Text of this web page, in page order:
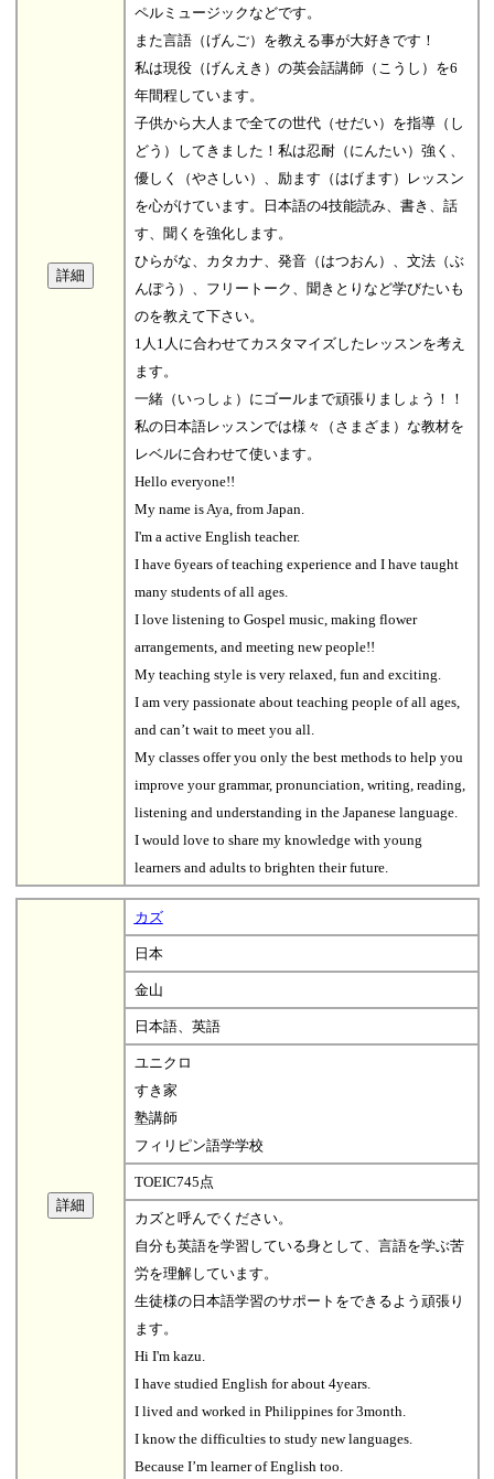
ペルミュージックなどです。
また言語（げんご）を教える事が大好きです！
私は現役（げんえき）の英会話講師（こうし）を6
年間程しています。
子供から大人まで全ての世代（せだい）を指導（し
どう）してきました！私は忍耐（にんたい）強く、
優しく（やさしい）、励ます（はげます）レッスン
を心がけています。日本語の4技能読み、書き、話
す、聞くを強化します。
ひらがな、カタカナ、発音（はつおん）、文法（ぶ
んぽう）、フリートーク、聞きとりなど学びたいも
のを教えて下さい。
1人1人に合わせてカスタマイズしたレッスンを考え
ます。
一緒（いっしょ）にゴールまで頑張りましょう！！
私の日本語レッスンでは様々（さまざま）な教材を
レベルに合わせて使います。
Hello everyone!!
My name is Aya, from Japan.
I'm a active English teacher.
I have 6years of teaching experience and I have taught
many students of all ages.
I love listening to Gospel music, making flower
arrangements, and meeting new people!!
My teaching style is very relaxed, fun and exciting.
I am very passionate about teaching people of all ages,
and can’t wait to meet you all.
My classes offer you only the best methods to help you
improve your grammar, pronunciation, writing, reading,
listening and understanding in the Japanese language.
I would love to share my knowledge with young
learners and adults to brighten their future.
カズ
日本
金山
日本語、英語
ユニクロ
すき家
塾講師
フィリピン語学学校
TOEIC745点
カズと呼んでください。
自分も英語を学習している身として、言語を学ぶ苦
労を理解しています。
生徒様の日本語学習のサポートをできるよう頑張り
ます。
Hi I'm kazu.
I have studied English for about 4years.
I lived and worked in Philippines for 3month.
I know the difficulties to study new languages.
Because I’m learner of English too.